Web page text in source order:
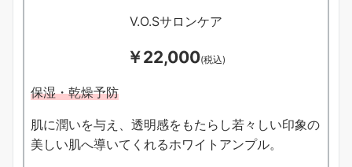
V.O.Sサロンケア
￥22,000(税込)
保湿・乾燥予防
肌に潤いを与え、透明感をもたらし若々しい印象の
美しい肌へ導いてくれるホワイトアンプル。